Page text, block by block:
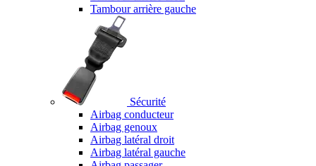
Tambour arrière gauche
Sécurité
Airbag conducteur
Airbag genoux
Airbag latéral droit
Airbag latéral gauche